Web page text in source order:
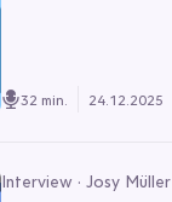
32 min. 24.12.2025
Interview · Josy Müller